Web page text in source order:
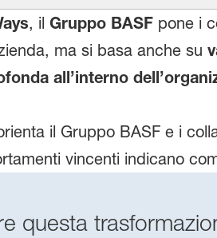
, il Gruppo BASFpone i
ma si basa anche su
all’interno
il Gruppo BASF e i
vincenti indicano
questa